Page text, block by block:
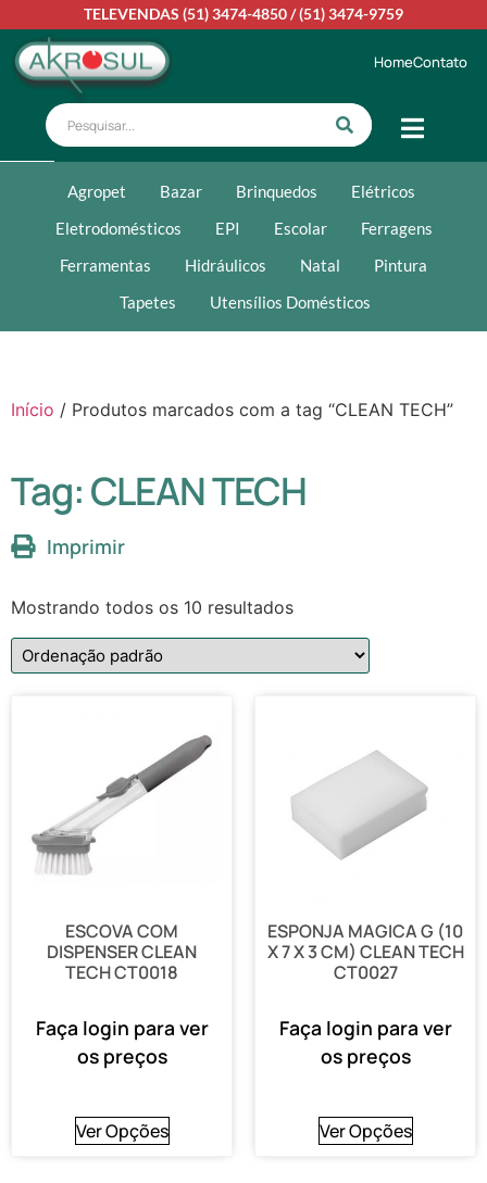
TELEVENDAS (51) 3474-4850/(51) 3474-9759
HomeContato
Agropet Bazar Brinquedos
Elétricos
Eletrodomésticos
EPI Escolar
Ferragens
Ferramentas
Hidráulicos Natal
Pintura
Tapetes
Utensílios Domésticos
Início / Produtos marcados com a tag “CLEAN TECH”
Tag: CLEAN TECH
Imprimir
Mostrando todos os 10 resultados
ESCOVA COM
DISPENSER CLEAN
TECH CT0018
Faça login para ver
os preços
Ver Opções
ESPONJA MAGICA G (10
X 7 X 3 CM) CLEAN TECH
CT0027
Faça login para ver
os preços
Ver Opções